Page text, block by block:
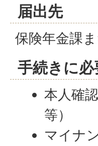
届出先
保険年金課
手続きに
本人確
等）
マイナ